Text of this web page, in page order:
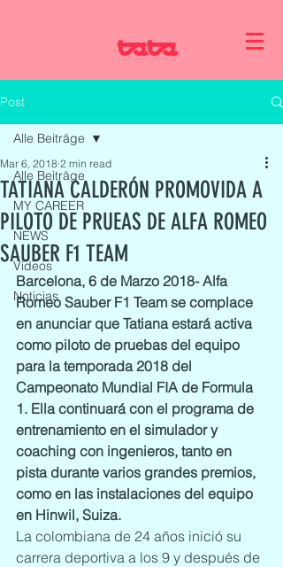
Post
Alle Beiträge
MY CAREER
NEWS
Videos
Noticias
Alle Beiträge
TATIANA CALDERÓN PROMOVIDA A
PILOTO DE PRUEAS DE ALFA ROMEO
SAUBER F1 TEAM
Mar 6, 2018 2 min read
Barcelona, 6 de Marzo 2018- Alfa
Romeo Sauber F1 Team se complace
en anunciar que Tatiana estará activa
como piloto de pruebas del equipo
para la temporada 2018 del
Campeonato Mundial FIA de Formula
1. Ella continuará con el programa de
entrenamiento en el simulador y
coaching con ingenieros, tanto en
pista durante varios grandes premios,
como en las instalaciones del equipo
en Hinwil, Suiza.
La colombiana de 24 años inició su
carrera deportiva a los 9 y después de